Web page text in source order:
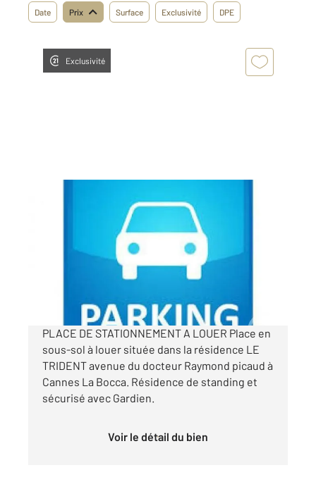
Date Prix Surface Exclusivité DPE
Exclusivité
CANNES LA BOCCA 06
Parking à louer
PLACE DE STATIONNEMENT A LOUER Place en
sous-sol à louer située dans la résidence LE
TRIDENT avenue du docteur Raymond picaud à
Cannes La Bocca. Résidence de standing et
sécurisé avec Gardien.
Voir le détail du bien